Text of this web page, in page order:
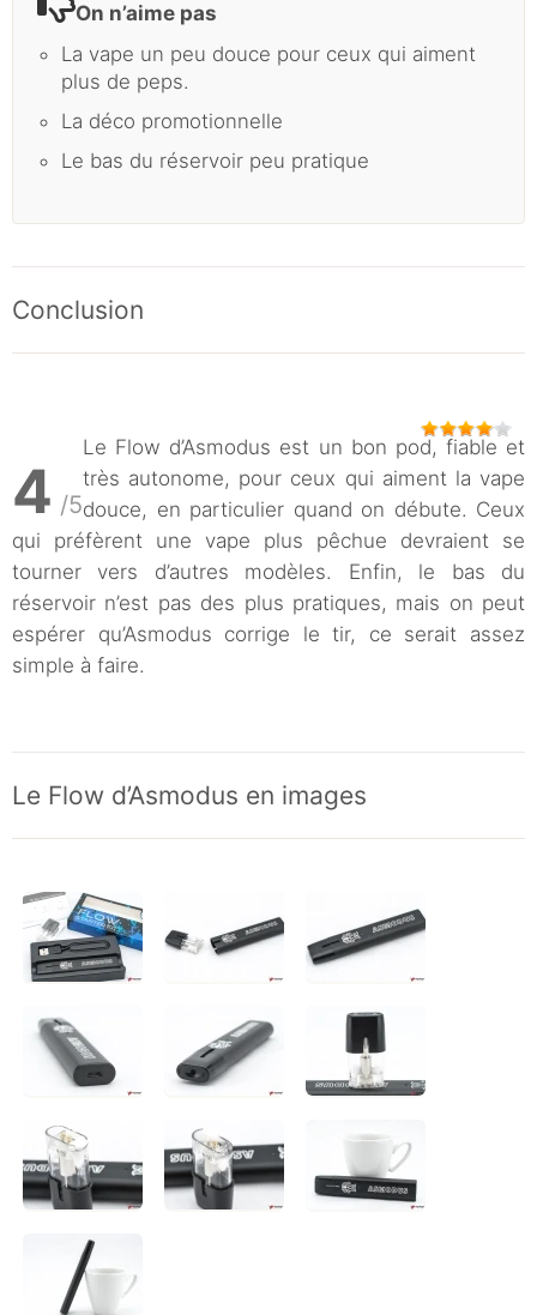
On n’aime pas
La vape un peu douce pour ceux qui aiment
plus de peps.
La déco promotionnelle
Le bas du réservoir peu pratique
Conclusion
4 /5
Le Flow d’Asmodus est un bon pod, fiable et
très autonome, pour ceux qui aiment la vape
douce, en particulier quand on débute. Ceux
qui préfèrent une vape plus pêchue devraient se
tourner vers d’autres modèles. Enfin, le bas du
réservoir n’est pas des plus pratiques, mais on peut
espérer qu’Asmodus corrige le tir, ce serait assez
simple à faire.
Le Flow d’Asmodus en images